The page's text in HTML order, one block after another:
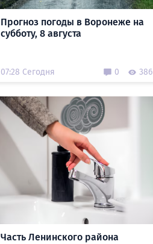
Прогноз погоды в Воронеже на
субботу, 8 августа
07:28 Сегодня 0 386
Часть Ленинского района